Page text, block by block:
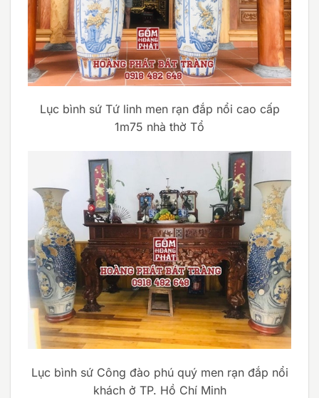
Lục bình sứ Tứ linh men rạn đắp nổi cao cấp
1m75 nhà thờ Tổ
Lục bình sứ Công đào phú quý men rạn đắp nổi
khách ở TP. Hồ Chí Minh